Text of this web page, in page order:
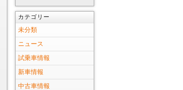
カテゴリー
未分類
ニュース
試乗車情報
新車情報
中古車情報